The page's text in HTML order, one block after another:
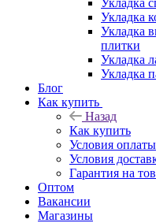
Укладка
Укладка
плитки
Укладка
Укладка
Блог
Как купить
Назад
Как купить
Условия оплаты
Условия
Гарантия на
Оптом
Вакансии
Магазины